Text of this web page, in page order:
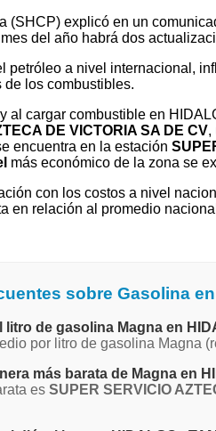
(SHCP) explicó en un
del año habrá dos
petróleo a nivel internacional,
los combustibles.
al cargar combustible en
DE VICTORIA SA DE CV,
encuentra en la estación
más económico de la zona se
con los costos a nivel
en relación al promedio
sobre Gasolina
de gasolina Magna en
por litro de gasolina Magna
más barata de Magna en
es SUPER SERVICIO